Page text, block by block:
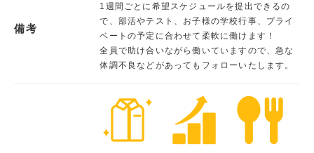
備考
1週間ごとに希望スケジュールを提出できるの
で、部活やテスト、お子様の学校行事、プライ
ベートの予定に合わせて柔軟に働けます！
全員で助け合いながら働いていますので、急な
体調不良などがあってもフォローいたします。